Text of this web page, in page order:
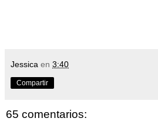
Jessica en 3:40
Compartir
65 comentarios: